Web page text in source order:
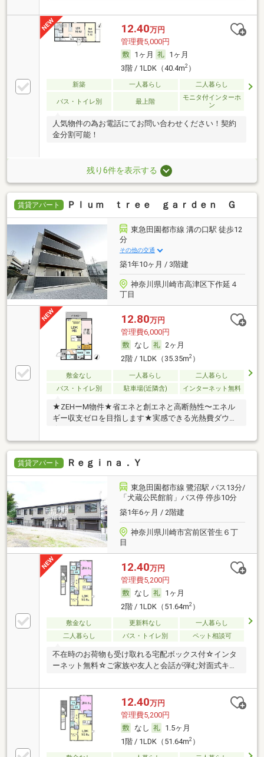
12.40万円
管理費5,000円
1ヶ月
1ヶ月
3階 / 1LDK（40.4m2）
新築 一人暮らし 二人暮らし
バス・トイレ別 最上階
モニタ付インターホ
ン
人気物件の為お電話にてお問い合わせください！契約
金分割可能！
残り6件を表示する
賃貸アパート Ｐｌｕｍ ｔｒｅｅ ｇａｒｄｅｎ Ｇ
東急田園都市線 溝の口駅 徒歩12
分
その他の交通
築1年10ヶ月 / 3階建
神奈川県川崎市高津区下作延４
丁目
12.80万円
管理費6,000円
なし
2ヶ月
2階 / 1LDK（35.35m2）
敷金なし 一人暮らし
二人暮らし
バス・トイレ別
駐車場(近隣含) インターネット無料
★ZEHーM物件★省エネと創エネと高断熱性〜エネル
ギー収支ゼロを目指します★実感できる光熱費ダウン
★
賃貸アパート Ｒｅｇｉｎａ．Ｙ
東急田園都市線 鷺沼駅 バス13分/
「犬蔵公民館前」バス停 停歩10分
築1年6ヶ月 / 2階建
神奈川県川崎市宮前区菅生６丁
目
12.40万円
管理費5,200円
なし
1ヶ月
2階 / 1LDK（51.64m2）
敷金なし 更新料なし
一人暮らし
二人暮らし
バス・トイレ別 ペット相談可
不在時のお荷物も受け取れる宅配ボックス付☆インタ
ーネット無料☆ご家族や友人と会話が弾む対面式キッ
12.40万円
管理費5,200円
なし
1.5ヶ月
1階 / 1LDK（51.64m2）